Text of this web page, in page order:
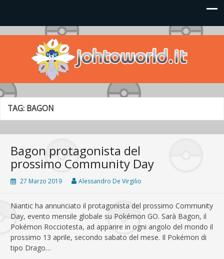
Johto World
Le novità più frizzanti dall'universo Pokémon e Nintendo
TAG: BAGON
Bagon protagonista del
prossimo Community Day
27 Marzo 2019 Alessandro De Virgilio
Niantic ha annunciato il protagonista del prossimo Community
Day, evento mensile globale su Pokémon GO. Sarà Bagon, il
Pokémon Rocciotesta, ad apparire in ogni angolo del mondo il
prossimo 13 aprile, secondo sabato del mese. Il Pokémon di
tipo Drago…